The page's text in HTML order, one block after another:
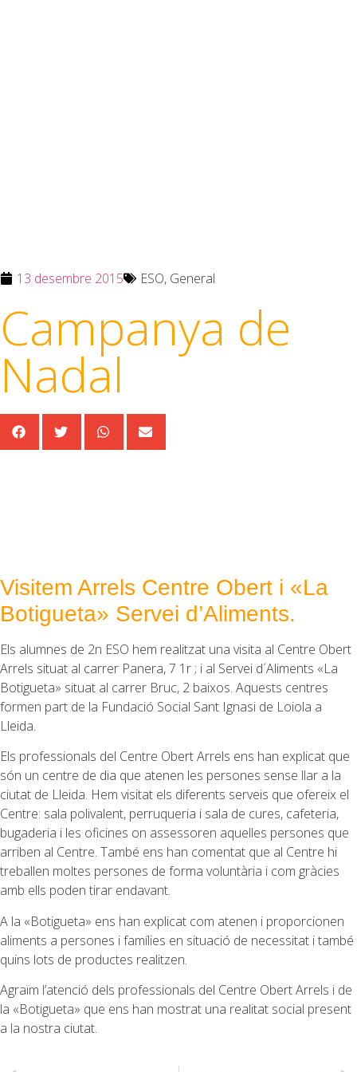
13 desembre 2015 ESO, General
Campanya de
Nadal
Visitem Arrels Centre Obert i «La
Botigueta» Servei d’Aliments.
Els alumnes de 2n ESO hem realitzat una visita al Centre Obert
Arrels situat al carrer Panera, 7 1r ; i al Servei d´Aliments «La
Botigueta» situat al carrer Bruc, 2 baixos. Aquests centres
formen part de la Fundació Social Sant Ignasi de Loiola a
Lleida.
Els professionals del Centre Obert Arrels ens han explicat que
són un centre de dia que atenen les persones sense llar a la
ciutat de Lleida. Hem visitat els diferents serveis que ofereix el
Centre: sala polivalent, perruqueria i sala de cures, cafeteria,
bugaderia i les oficines on assessoren aquelles persones que
arriben al Centre. També ens han comentat que al Centre hi
treballen moltes persones de forma voluntària i com gràcies
amb ells poden tirar endavant.
A la «Botigueta» ens han explicat com atenen i proporcionen
aliments a persones i famílies en situació de necessitat i també
quins lots de productes realitzen.
Agraïm l’atenció dels professionals del Centre Obert Arrels i de
la «Botigueta» que ens han mostrat una realitat social present
a la nostra ciutat.